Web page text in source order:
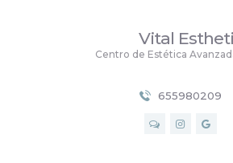
Vital
Centro de Estética
655980209
Vital Esthetic